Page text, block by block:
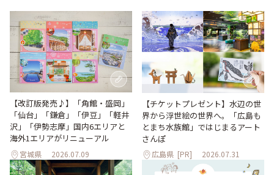
【改訂版発売♪】「角館・盛岡」
「仙台」「鎌倉」「伊豆」「軽井
沢」「伊勢志摩」国内6エリアと
海外1エリアがリニューアル
宮城県 2026.07.09
【チケットプレゼント】水辺の世
界から浮世絵の世界へ。「広島も
とまち水族館」ではじまるアート
さんぽ
広島県 [PR] 2026.07.31